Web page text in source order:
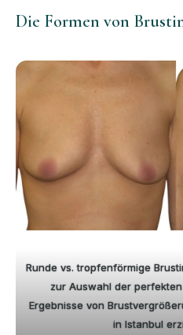
Die Formen von
Runde vs. tropfenförmige
zur Auswahl der
Ergebnisse von
in Istanbul